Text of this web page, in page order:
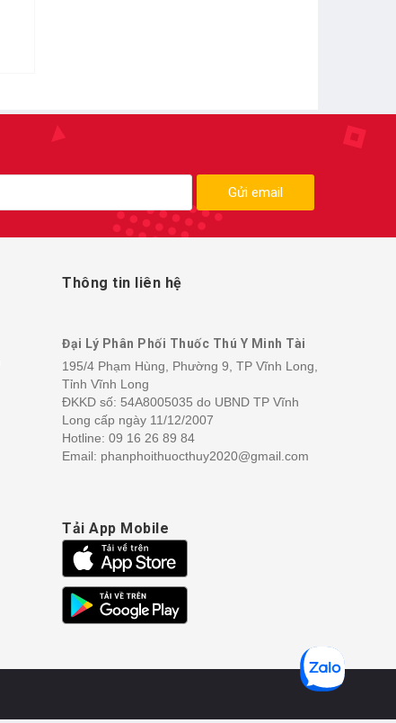
Gửi email
Thông tin liên hệ
Đại Lý Phân Phối Thuốc Thú Y Minh Tài
195/4 Phạm Hùng, Phường 9, TP Vĩnh Long,
Tỉnh Vĩnh Long
ĐKKD số: 54A8005035 do UBND TP Vĩnh
Long cấp ngày 11/12/2007
Hotline: 09 16 26 89 84
Email: phanphoithuocthuy2020@gmail.com
Tải App Mobile